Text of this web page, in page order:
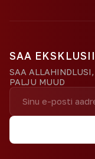
SAA
SAA
PALJU MUUD